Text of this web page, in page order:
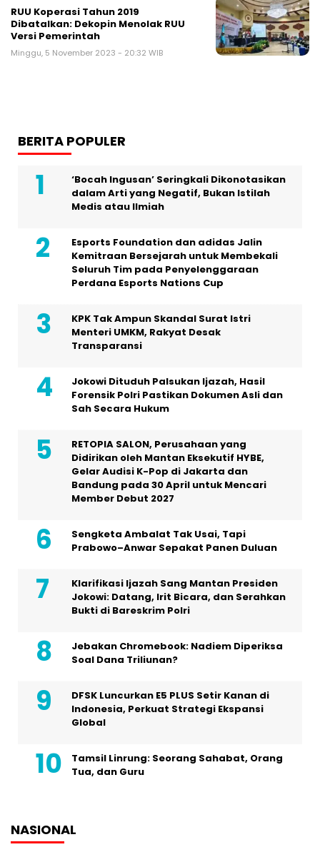
RUU Koperasi Tahun 2019
Dibatalkan: Dekopin Menolak RUU
Versi Pemerintah
Minggu, 5 November 2023 - 20:32 WIB
BERITA POPULER
‘Bocah Ingusan’ Seringkali Dikonotasikan
dalam Arti yang Negatif, Bukan Istilah
Medis atau Ilmiah
Esports Foundation dan adidas Jalin
Kemitraan Bersejarah untuk Membekali
Seluruh Tim pada Penyelenggaraan
Perdana Esports Nations Cup
KPK Tak Ampun Skandal Surat Istri
Menteri UMKM, Rakyat Desak
Transparansi
Jokowi Dituduh Palsukan Ijazah, Hasil
Forensik Polri Pastikan Dokumen Asli dan
Sah Secara Hukum
RETOPIA SALON, Perusahaan yang
Didirikan oleh Mantan Eksekutif HYBE,
Gelar Audisi K-Pop di Jakarta dan
Bandung pada 30 April untuk Mencari
Member Debut 2027
Sengketa Ambalat Tak Usai, Tapi
Prabowo–Anwar Sepakat Panen Duluan
Klarifikasi Ijazah Sang Mantan Presiden
Jokowi: Datang, Irit Bicara, dan Serahkan
Bukti di Bareskrim Polri
Jebakan Chromebook: Nadiem Diperiksa
Soal Dana Triliunan?
DFSK Luncurkan E5 PLUS Setir Kanan di
Indonesia, Perkuat Strategi Ekspansi
Global
Tamsil Linrung: Seorang Sahabat, Orang
Tua, dan Guru
NASIONAL